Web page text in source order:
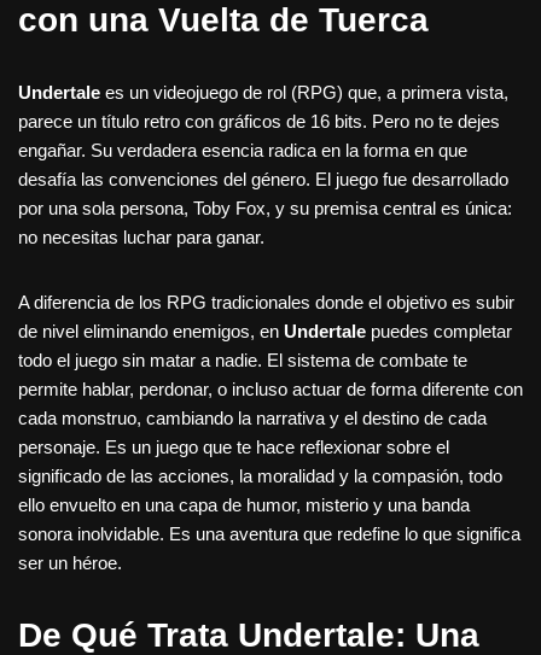
con una Vuelta de Tuerca
Undertale es un videojuego de rol (RPG) que, a primera vista,
parece un título retro con gráficos de 16 bits. Pero no te dejes
engañar. Su verdadera esencia radica en la forma en que
desafía las convenciones del género. El juego fue desarrollado
por una sola persona, Toby Fox, y su premisa central es única:
no necesitas luchar para ganar.
A diferencia de los RPG tradicionales donde el objetivo es subir
de nivel eliminando enemigos, en Undertale puedes completar
todo el juego sin matar a nadie. El sistema de combate te
permite hablar, perdonar, o incluso actuar de forma diferente con
cada monstruo, cambiando la narrativa y el destino de cada
personaje. Es un juego que te hace reflexionar sobre el
significado de las acciones, la moralidad y la compasión, todo
ello envuelto en una capa de humor, misterio y una banda
sonora inolvidable. Es una aventura que redefine lo que significa
ser un héroe.
De Qué Trata Undertale: Una